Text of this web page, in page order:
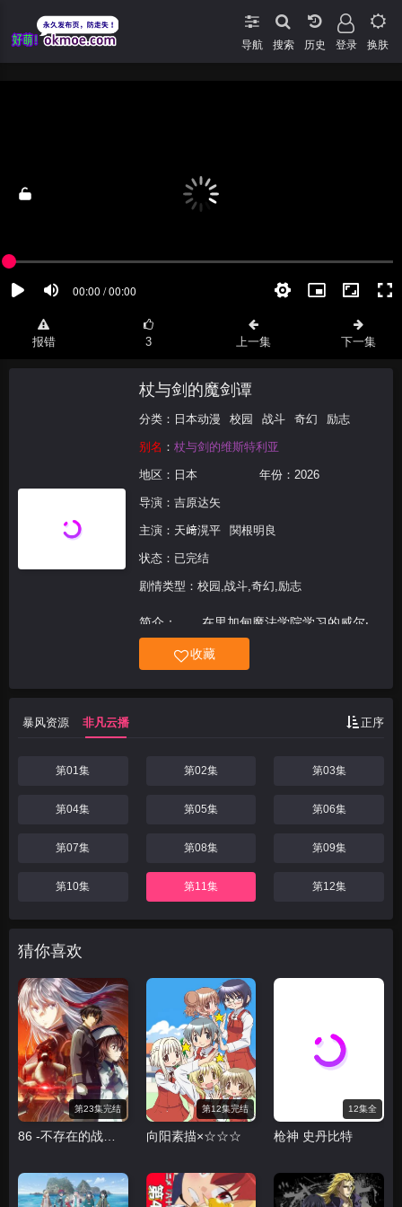
导航 搜索 登录 换肤
报错 3 上一集 下一集
杖与剑的魔剑谭
分类： 日本动漫 校园 战斗 奇幻 励志
别名 ： 杖与剑的维斯特利亚
地区： 日本 年份： 2026
导演： 吉原达矢
主演： 天﨑滉平 関根明良
状态：已完结
剧情类型：校园,战斗,奇幻,励志
简介： 在里加甸魔法学院学习的威尔‧
赛尔佛特，是个无法使用魔法、所有「术
科」学分通通得不到的「无能者」；但他却
靠着「学科」的学分努力升上魔法学院的最
收藏
暴风资源 非凡云播 正序
第01集 第02集 第03集
第04集 第05集 第06集
第07集 第08集 第09集
第10集 第11集 第12集
猜你喜欢
第23集完结 第12集完结
向阳素描×☆☆☆
12集全
枪神 史丹比特